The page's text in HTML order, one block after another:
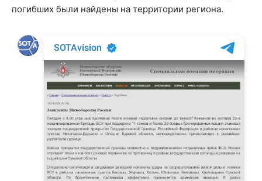
погибших были найдены на территории региона.